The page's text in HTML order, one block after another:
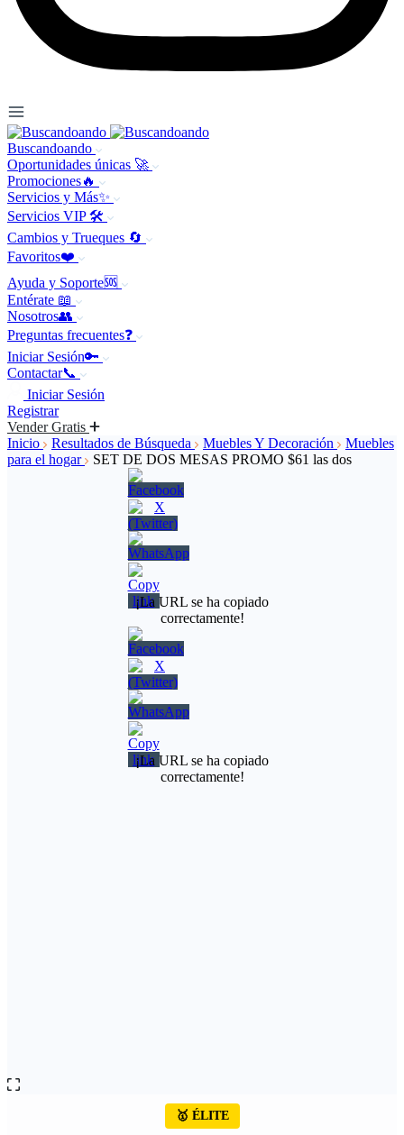
Buscandoando
Oportunidades únicas 🚀
Promociones🔥
Servicios y Más✨
Servicios VIP 🛠️
Cambios y Trueques 🔄
Favoritos❤️
Ayuda y Soporte🆘
Entérate 📖
Nosotros👥
Preguntas frecuentes❓
Iniciar Sesión🔑
Contactar📞
Iniciar Sesión
Registrar
Vender Gratis
Inicio
Resultados de Búsqueda Muebles Y Decoración
Muebles
para el hogar
SET DE DOS MESAS PROMO $61 las dos
¡La URL se ha copiado
correctamente!
¡La URL se ha copiado
correctamente!
🥇 ÉLITE